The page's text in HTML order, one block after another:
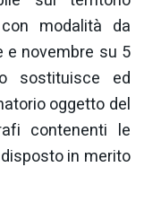
modalità da
e novembre su 5
sostituisce ed
oggetto del
contenenti le
in merito